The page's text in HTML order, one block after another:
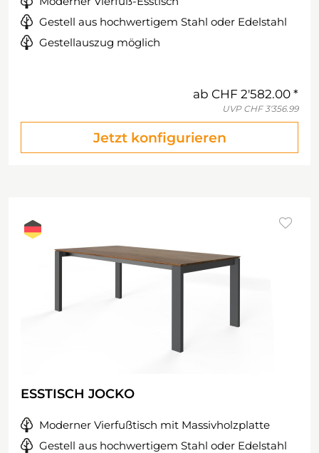
Gestell aus hochwertigem Stahl oder Edelstahl
Gestellauszug möglich
ab CHF 2'582.00
UVP CHF 3'356.99
Jetzt konfigurieren
ESSTISCH JOCKO
Moderner Vierfußtisch mit Massivholzplatte
Gestell aus hochwertigem Stahl oder Edelstahl